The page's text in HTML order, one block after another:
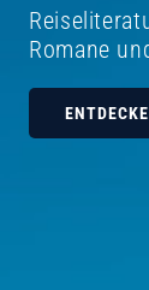
Romane